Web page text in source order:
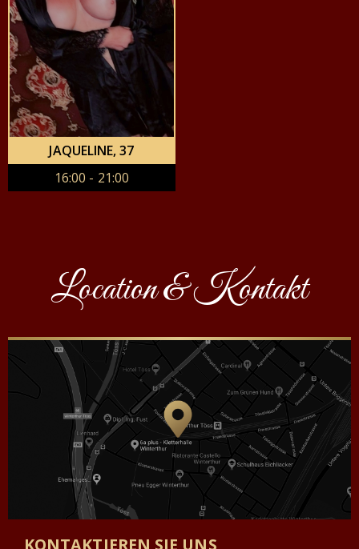
JAQUELINE, 37
16:00 - 21:00
Location & Kontakt